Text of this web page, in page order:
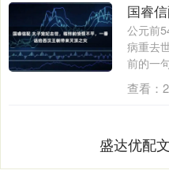
公元前
病重去
前的一
运。....
查看：
盛达优配